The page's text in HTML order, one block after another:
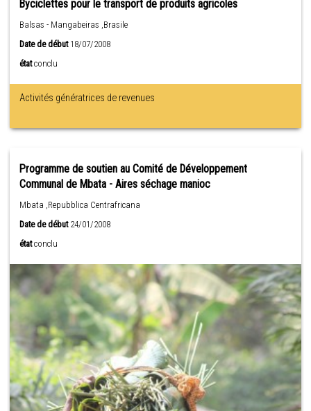
Byciclettes pour le transport de produits agricoles
Balsas - Mangabeiras ,Brasile
Date de début18/07/2008
état conclu
Activités génératrices de revenues
Programme de soutien au Comité de Développement
Communal de Mbata - Aires séchage manioc
Mbata ,Repubblica Centrafricana
Date de début24/01/2008
état conclu